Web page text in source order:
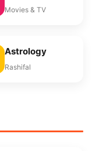
Movies & TV
Astrology
Rashifal